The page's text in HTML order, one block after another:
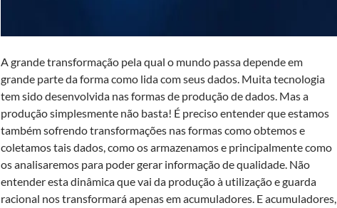
A grande transformação pela qual o mundo passa depende em
grande parte da forma como lida com seus dados. Muita tecnologia
tem sido desenvolvida nas formas de produção de dados. Mas a
produção simplesmente não basta! É preciso entender que estamos
também sofrendo transformações nas formas como obtemos e
coletamos tais dados, como os armazenamos e principalmente como
os analisaremos para poder gerar informação de qualidade. Não
entender esta dinâmica que vai da produção à utilização e guarda
racional nos transformará apenas em acumuladores. E acumuladores,